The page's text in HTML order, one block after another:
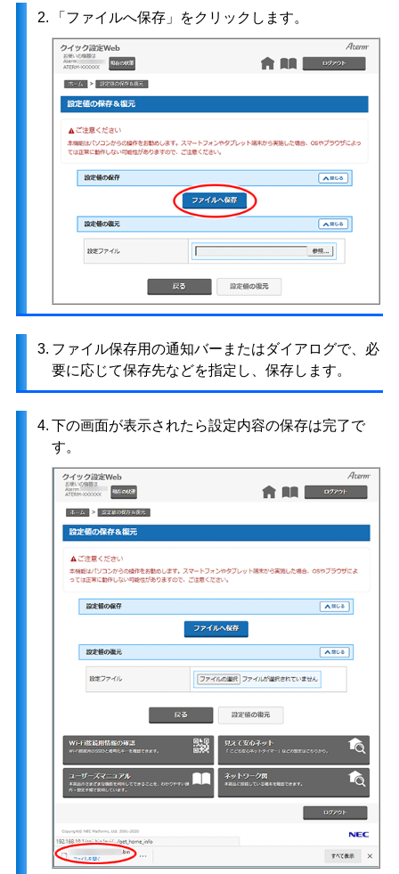
2. 「ファイルへ保存」をクリックします。
3. ファイル保存用の通知バーまたはダイアログで、必
要に応じて保存先などを指定し、保存します。
4. 下の画面が表示されたら設定内容の保存は完了で
す。